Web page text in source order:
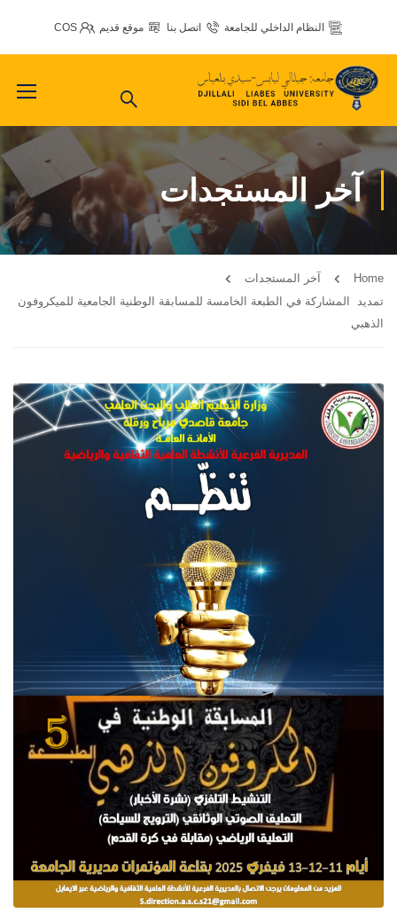
النظام الداخلي للجامعة اتصل بنا موقع قديم COS
آخر المستجدات
Home
آخر المستجدات
تمديد المشاركة في الطبعة الخامسة للمسابقة الوطنية الجامعية للميكروفون
الذهبي